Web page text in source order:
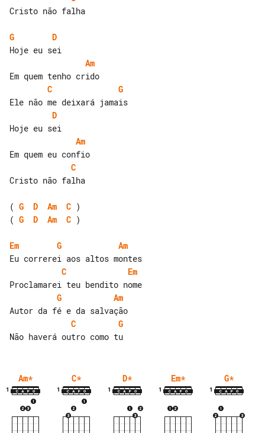
Cristo não falha
G
D
Am
C
G
D
Am
C
Cristo não falha
( G D Am C
( G D Am C )
Em G
Am
C
Em
G
Am
C
G
Am*
1
C*
1
D*
1
Em*
1
G*
1